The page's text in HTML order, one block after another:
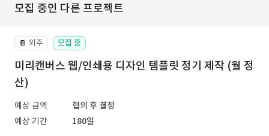
모집 중인 다른 프로젝트
📔 외주 모집 중
미리캔버스 웹/인쇄용 디자인 템플릿 정기 제작 (월 정
산)
예상 금액
협의 후 결정
예상 기간
180일